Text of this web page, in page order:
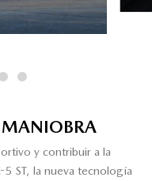
MANIOBRA
y contribuir a la
ST, la nueva tecnología